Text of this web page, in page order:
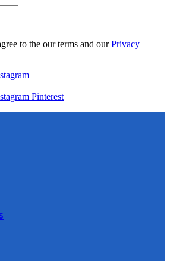
to the our terms and ourPrivacy
Pinterest